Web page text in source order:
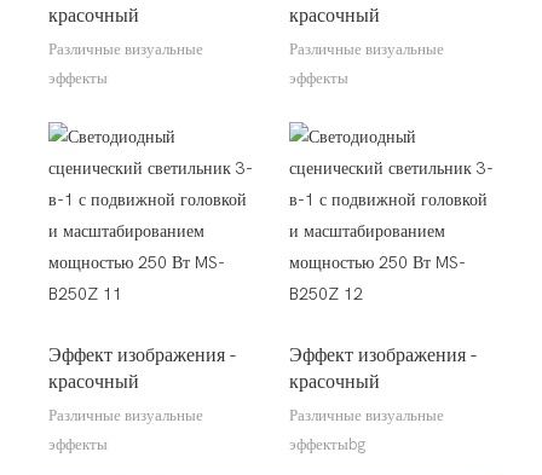
красочный
Различные визуальные
эффекты
красочный
Различные визуальные
эффекты
Эффект изображения -
красочный
Различные визуальные
эффекты
Эффект изображения -
красочный
Различные визуальные
эффектыbg